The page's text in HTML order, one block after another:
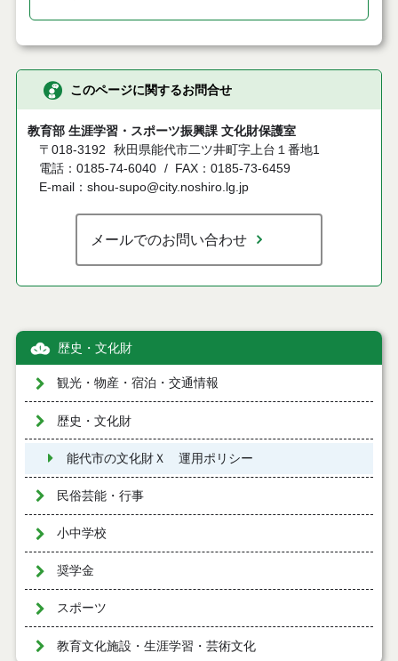
このページに関するお問合せ
教育部 生涯学習・スポーツ振興課 文化財保護室
〒018-3192
秋田県能代市二ツ井町字上台１番地1
電話：0185-74-6040
FAX：0185-73-6459
E-mail：shou-supo@city.noshiro.lg.jp
メールでのお問い合わせ
歴史・文化財
観光・物産・宿泊・交通情報
歴史・文化財
能代市の文化財Ｘ 運用ポリシー
民俗芸能・行事
小中学校
奨学金
スポーツ
教育文化施設・生涯学習・芸術文化